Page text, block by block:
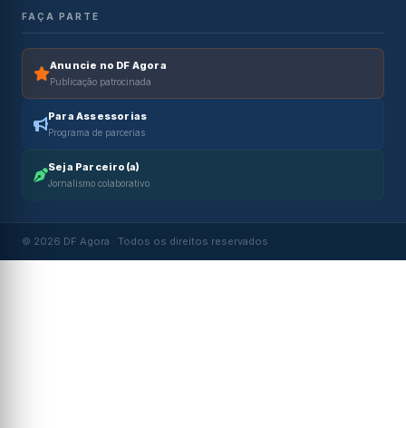
FAÇA PARTE
Anuncie no DF Agora
Publicação patrocinada
Para Assessorias
Programa de parcerias
Seja Parceiro(a)
Jornalismo colaborativo
© 2026 DF Agora · Todos os direitos reservados